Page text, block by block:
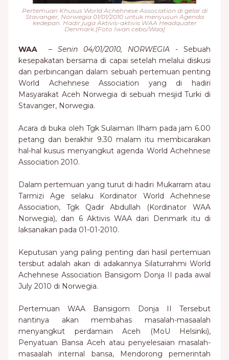
Pertemuan Khusus World Achehnese Association di gelar di
Stavanger, Norwegia 01/01/2010 untuk menyusun Agenda
kedepan. Hadir juga Aktivis-aktivis WAA Headquater
Denmark.[Foto Iwan cebo/Waa]
WAA – Senin 04/01/2010, NORWEGIA - Sebuah
kesepakatan bersama di capai setelah melalui diskusi
dan perbincangan dalam sebuah pertemuan penting
World Achehnese Association yang di hadiri
Masyarakat Aceh Norwegia di sebuah mesjid Turki di
Stavanger, Norwegia.
Acara di buka oleh Tgk Sulaiman Ilham pada jam 6.00
petang dan berakhir 9.30 malam itu membicarakan
hal-hal kusus menyangkut agenda World Achehnese
Association 2010.
Dalam pertemuan yang turut di hadiri Mukarram atau
Tarmizi Age selaku Kordinator World Achehnese
Association, Tgk Qadir Abdullah (Kordinator WAA
Norwegia), dan 6 Aktivis WAA dari Denmark itu di
laksanakan pada 01-01-2010.
Keputusan yang paling penting dari hasil pertemuan
tersbut adalah akan di adakannya Silaturrahmi World
Achehnese Association Bansigom Donja II pada awal
July 2010 di Norwegia.
Pertemuan WAA Bansigom Donja II Tersebut
nantinya akan membahas masalah-masaalah
menyangkut perdamain Aceh (MoU Helsinki),
Penyatuan Bansa Aceh atau penyelesaian masalah-
masaalah internal bansa, Mendorong pemerintah